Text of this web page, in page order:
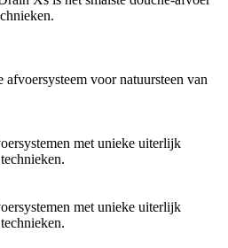
voor natuursteen van
met unieke uiterlijk
met unieke uiterlijk